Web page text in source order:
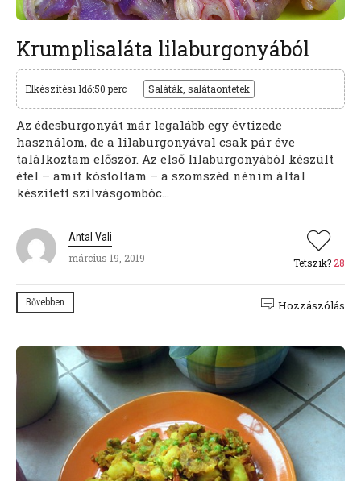
Krumplisaláta lilaburgonyából
Elkészítési Idő:50 perc Saláták, salátaöntetek
Az édesburgonyát már legalább egy évtizede
használom, de a lilaburgonyával csak pár éve
találkoztam először. Az első lilaburgonyából készült
étel – amit kóstoltam – a szomszéd nénim által
készített szilvásgombóc...
Antal Vali
március 19, 2019
Tetszik?28
Bővebben Hozzászólás